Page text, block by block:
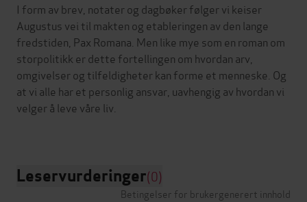
I form av brev, notater og dagbøker følger vi keiser
Augustus vei til makten og etableringen av den lange
fredstiden, Pax Romana. Men like mye som en roman om
storpolitikk er dette fortellingen om hvordan arv,
omgivelser og tilfeldigheter kan forme et menneske. Og
at vi alle har et personlig ansvar, uavhengig av hvordan vi
velger å leve våre liv.
Leservurderinger(0)
Betingelser for brukergenerert innhold